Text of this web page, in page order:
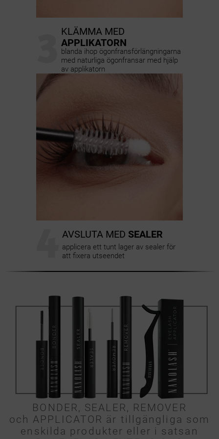
KLÄMMA MED
APPLIKATORN
blanda ihop ögonfransförlängningarna
med naturliga ögonfransar med hjälp
av applikatorn
AVSLUTA MED SEALER
applicera ett tunt lager av sealer för
att fixera utseendet
BONDER, SEALER, REMOVER
och APPLICATOR är tillgängliga som
enskilda produkter eller i satsan